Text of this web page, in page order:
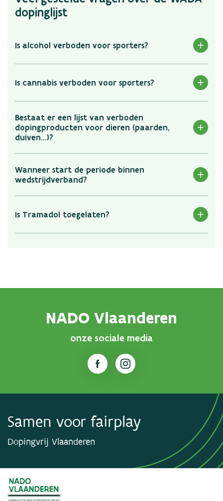
dopinglijst
Is alcohol verboden voor sporters?
Is cannabis verboden voor sporters?
Bestaat er een lijst van verboden
dopingproducten voor dieren (paarden,
duiven…)?
Wanneer start de periode binnen
wedstrijdverband?
Is Tramadol toegelaten?
NADO Vlaanderen
onze sociale media
Samen voor fairplay
Dopingvrij Vlaanderen